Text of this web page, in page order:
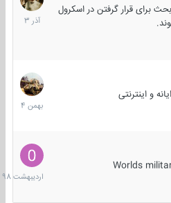
برای قرار گرفتن در اسکرول
آذر
1403
و اینترنتی
30
بهمن
1404
Worlds
10
1398